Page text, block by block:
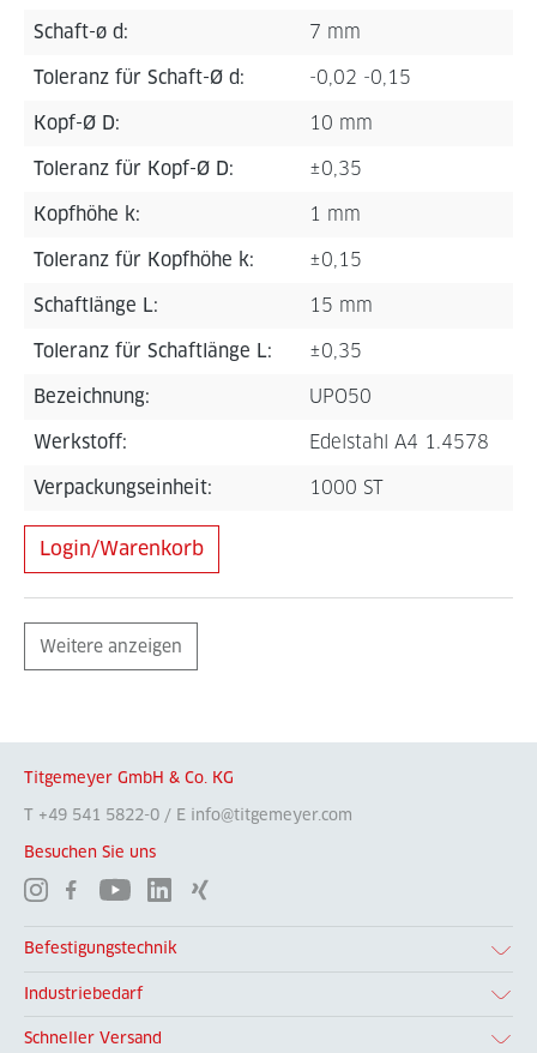
Schaft-ø d: 7 mm
Toleranz für Schaft-Ø d: -0,02 -0,15
Kopf-Ø D: 10 mm
Toleranz für Kopf-Ø D: ±0,35
Kopfhöhe k: 1 mm
Toleranz für Kopfhöhe k: ±0,15
Schaftlänge L: 15 mm
Toleranz für Schaftlänge L: ±0,35
Bezeichnung: UPO50
Werkstoff: Edelstahl A4 1.4578
Verpackungseinheit: 1000 ST
Login/Warenkorb
Weitere anzeigen
Titgemeyer GmbH & Co. KG
T +49 541 5822-0 / E info@titgemeyer.com
Besuchen Sie uns
Befestigungstechnik
Industriebedarf
Schneller Versand